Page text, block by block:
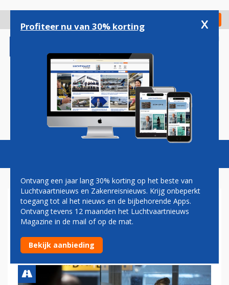
gaan
Check in
Magazine Podcasts Vacatures
STAATSSECRETARIS: LANGE
RIJEN SCHIPHOL IN DE
ZOMER ONVERMIJDELIJK
Profiteer nu van 30% korting x
Ontvang een jaar lang 30% korting op het beste van
Luchtvaartnieuws en Zakenreisnieuws. Krijg onbeperkt
toegang tot al het nieuws en de bijbehorende Apps.
Ontvang tevens 12 maanden het Luchtvaartnieuws
Magazine in de mail of op de mat.
Bekijk aanbieding